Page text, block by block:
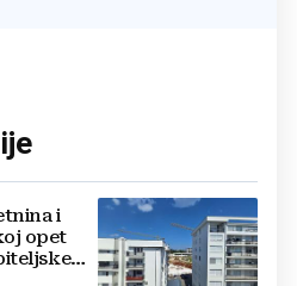
i
opet